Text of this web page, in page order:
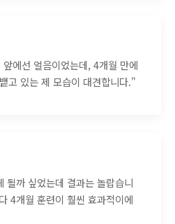
에선 얼음이었는데, 4개월 만에
고 있는 제 모습이 대견합니다."
될까 싶었는데 결과는 놀랍습니
4개월 훈련이 훨씬 효과적이에